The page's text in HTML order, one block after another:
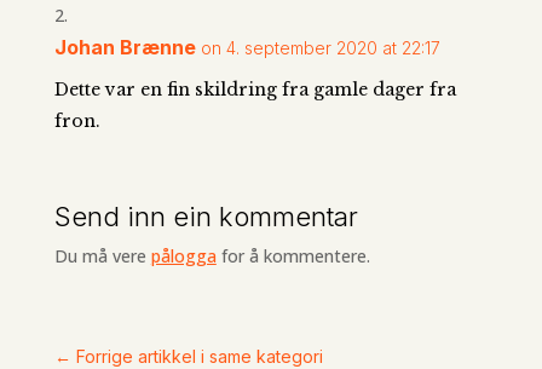
Johan Brænne on 4. september 2020 at 22:17
Dette var en fin skildring fra gamle dager fra
fron.
Send inn ein kommentar
Du må vere påloggafor å kommentere.
← Forrige artikkel i same kategori